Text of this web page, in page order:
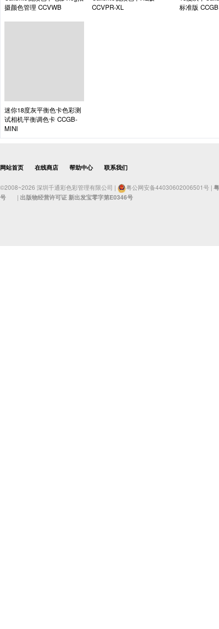
摄颜色管理 CCVWB
CCVPR-XL
标准版 CCGB
迷你18度灰平衡色卡色彩测
试相机平衡调色卡 CCGB-
MINI
网站首页 在线商店 帮助中心 联系我们
©2008~2026 深圳千通彩色彩管理有限公司 | 粤公网安备44030602006501号 |
号
| 出版物经营许可证 新出发宝零字第E0346号